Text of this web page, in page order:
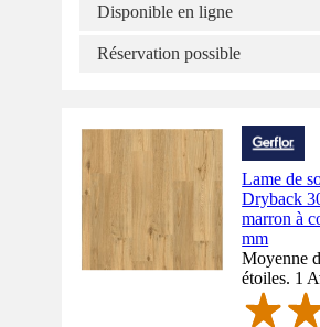
Disponible en ligne
Réservation possible
Lame de
Dryback
marron à
mm
Moyenne
étoiles. 1